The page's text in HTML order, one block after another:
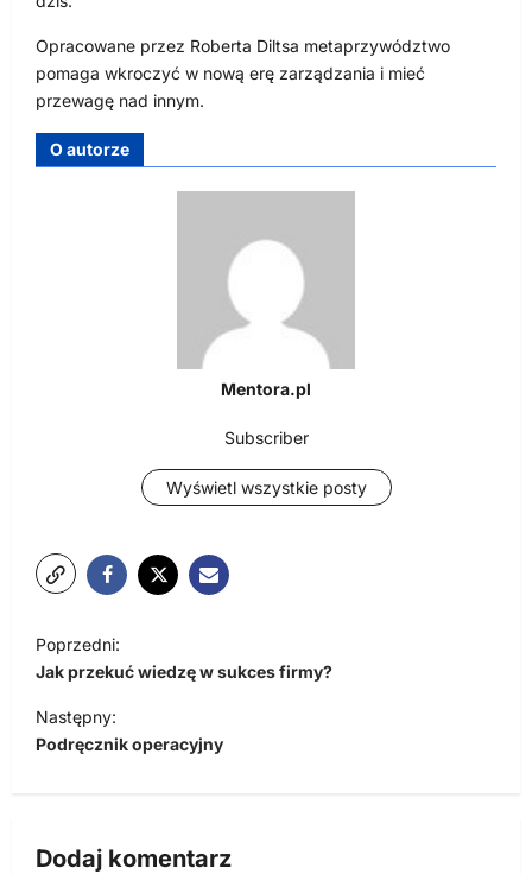
Opracowane przez Roberta Diltsa metaprzywództwo
pomaga wkroczyć w nową erę zarządzania i mieć
przewagę nad innym.
O autorze
Mentora.pl
Subscriber
Wyświetl wszystkie posty
a
w
i
c
Poprzedni:
Jak przekuć wiedzę w sukces firmy?
Następny:
Podręcznik operacyjny
Dodaj komentarz